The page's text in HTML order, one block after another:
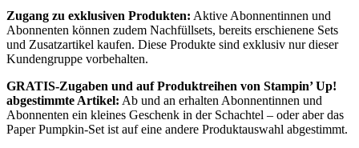
Zugang zu exklusiven Produkten: Aktive Abonnentinnen und
Abonnenten können zudem Nachfüllsets, bereits erschienene Sets
und Zusatzartikel kaufen. Diese Produkte sind exklusiv nur dieser
Kundengruppe vorbehalten.
GRATIS-Zugaben und auf Produktreihen von Stampin’ Up!
abgestimmte Artikel: Ab und an erhalten Abonnentinnen und
Abonnenten ein kleines Geschenk in der Schachtel – oder aber das
Paper Pumpkin-Set ist auf eine andere Produktauswahl abgestimmt.